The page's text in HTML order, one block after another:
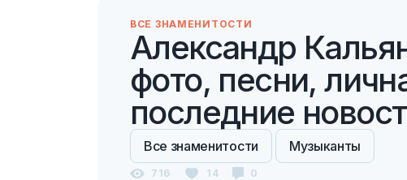
ВСЕ ЗНАМЕНИТОСТИ
Александр
фото, песни,
последние
Все знаменитости Музыканты
716 14 0